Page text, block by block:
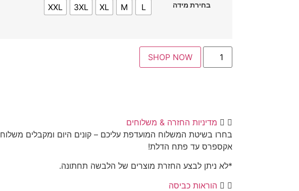
בחירת מידה L
M
XL
3XL
XXL
SHOP NOW
מדיניות החזרה & משלוחים
בחרו בשיטת המשלוח המועדפת עליכם – קונים היום ומקבלים משלוח
אקספרס עד פתח הדלת!
*לא ניתן לבצע החזרת מוצרים של הלבשה תחתונה.
הוראות כביסה